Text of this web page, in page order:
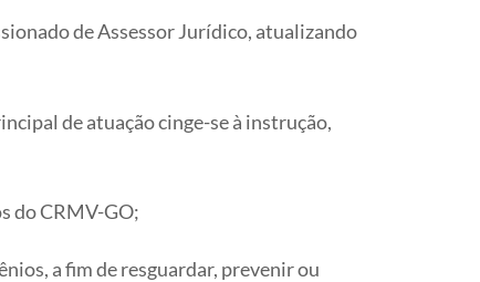
de Assessor Jurídico, atualizando
de atuação cinge-se à instrução,
do CRMV-GO;
a fim de resguardar, prevenir ou